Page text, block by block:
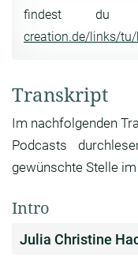
findest du
creation.de/links/
Transkript
Im nachfolgenden
Podcasts
gewünschte Stelle
Intro
Julia Christine